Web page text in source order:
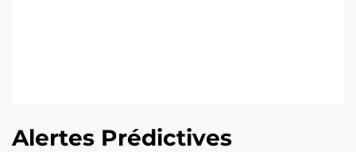
Alertes Prédictives